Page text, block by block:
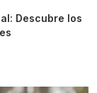
Descubre los